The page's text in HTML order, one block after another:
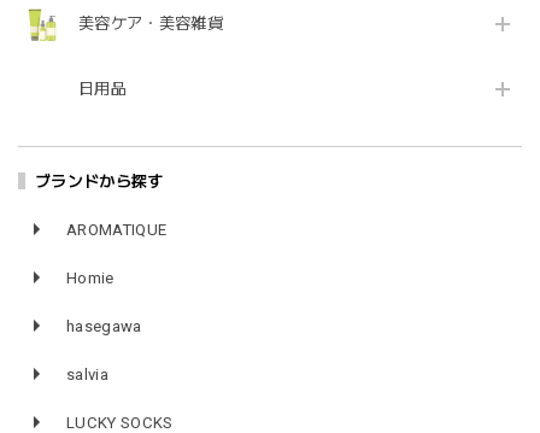
美容ケア・美容雑貨
日用品
ブランドから探す
AROMATIQUE
Homie
hasegawa
salvia
LUCKY SOCKS